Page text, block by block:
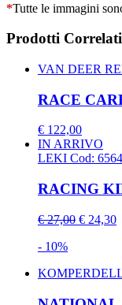
*Tutte le immagini
Prodotti Correlati
VAN DEER
RACE
€ 122,00
IN ARRIVO
LEKI Cod:
RACING
€ 27,00 € 24,30
- 10%